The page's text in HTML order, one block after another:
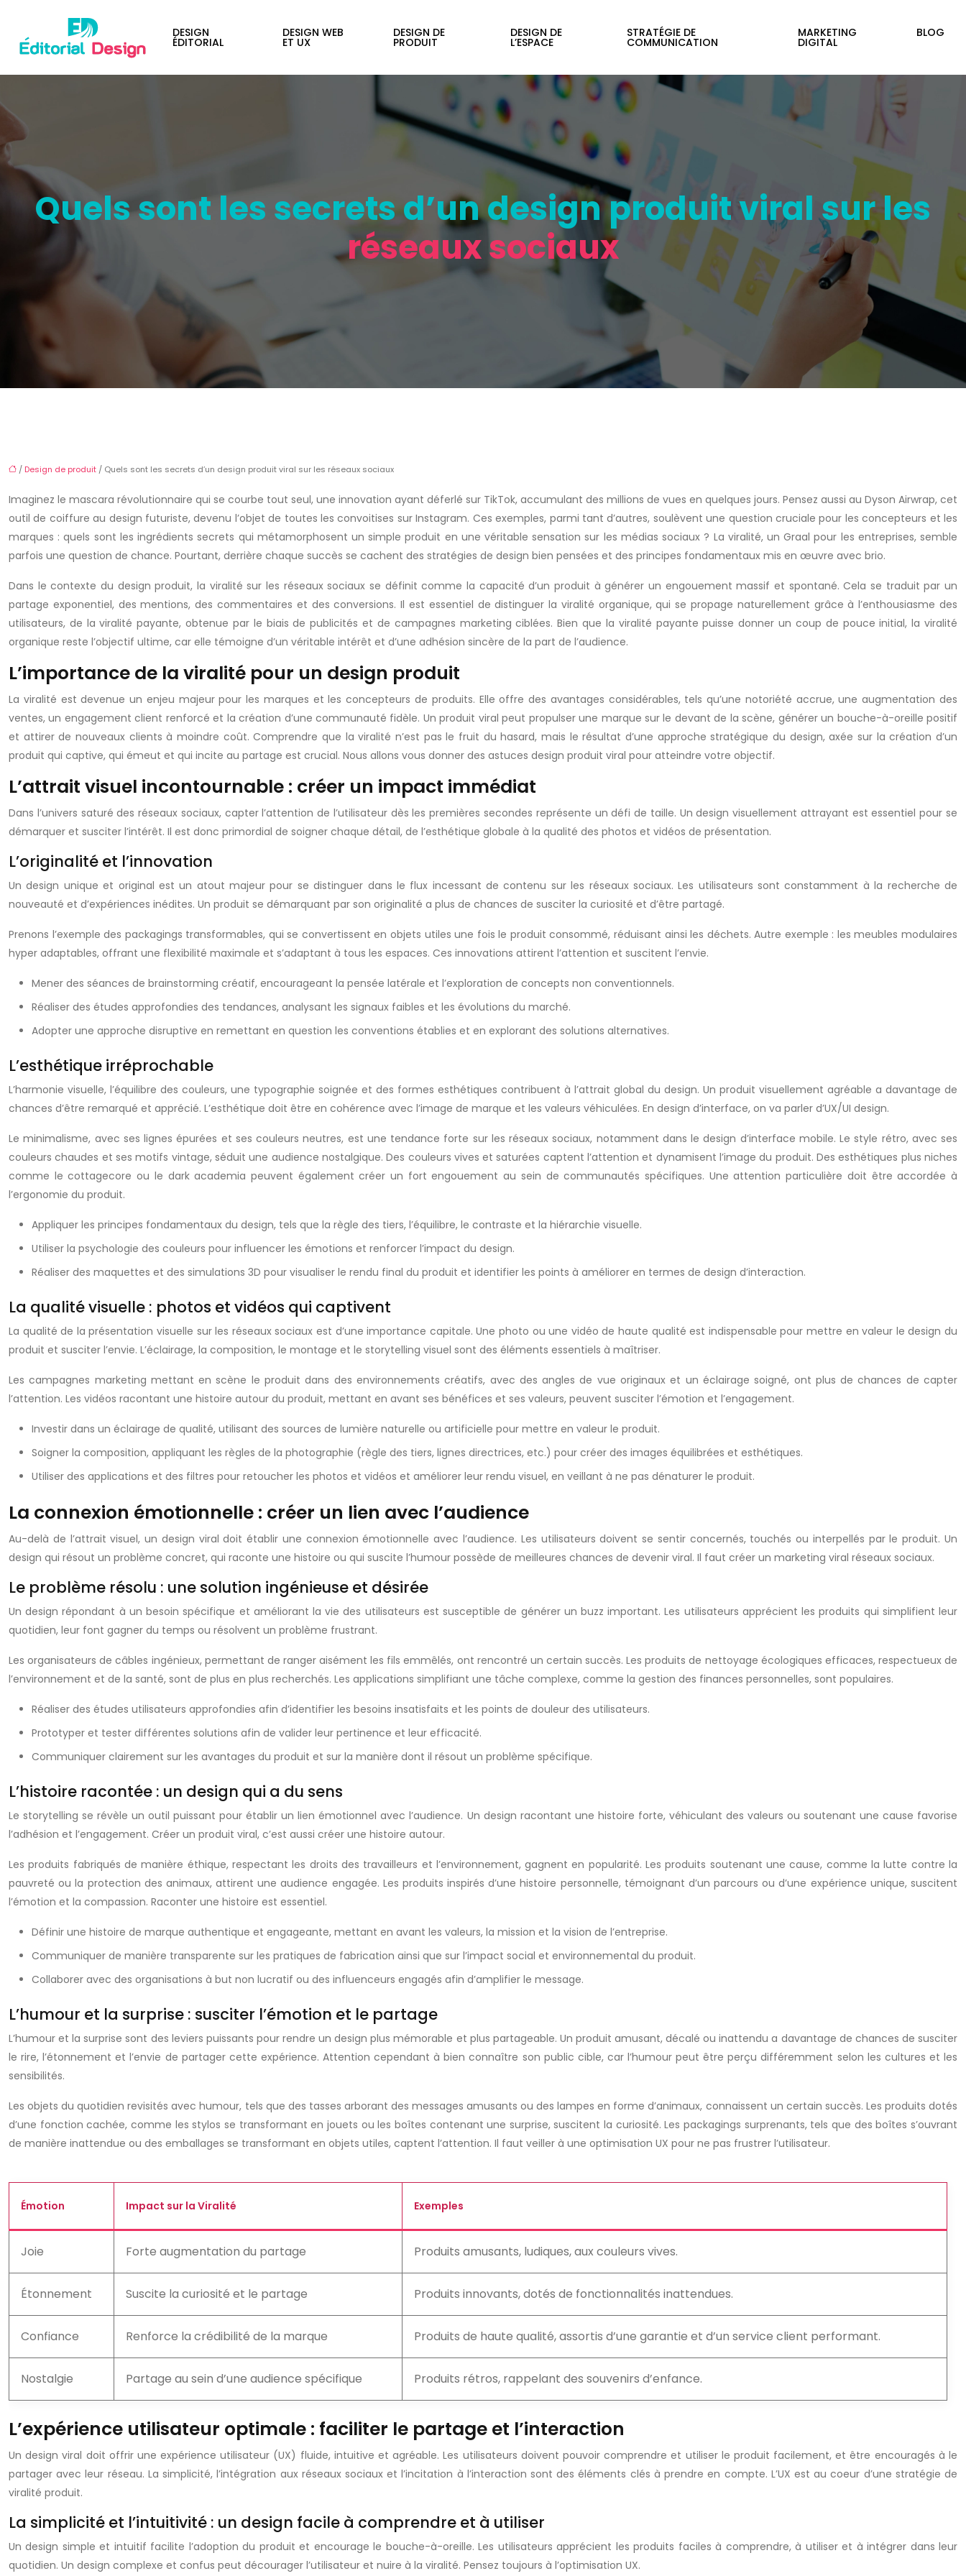
DESIGN
ÉDITORIAL
DESIGN WEB
ET UX
DESIGN DE
PRODUIT
DESIGN DE
L’ESPACE
STRATÉGIE DE
COMMUNICATION
MARKETING
DIGITAL
BLOG
Quels sont les secrets d’un design produit viral sur les
réseaux sociaux
/ Design de produit / Quels sont les secrets d’un design produit viral sur les réseaux sociaux
Imaginez le mascara révolutionnaire qui se courbe tout seul, une innovation ayant déferlé sur TikTok, accumulant des millions de vues en quelques jours. Pensez aussi au Dyson Airwrap, cet
outil de coiffure au design futuriste, devenu l’objet de toutes les convoitises sur Instagram. Ces exemples, parmi tant d’autres, soulèvent une question cruciale pour les concepteurs et les
marques : quels sont les ingrédients secrets qui métamorphosent un simple produit en une véritable sensation sur les médias sociaux ? La viralité, un Graal pour les entreprises, semble
parfois une question de chance. Pourtant, derrière chaque succès se cachent des stratégies de design bien pensées et des principes fondamentaux mis en œuvre avec brio.
Dans le contexte du design produit, la viralité sur les réseaux sociaux se définit comme la capacité d’un produit à générer un engouement massif et spontané. Cela se traduit par un
partage exponentiel, des mentions, des commentaires et des conversions. Il est essentiel de distinguer la viralité organique, qui se propage naturellement grâce à l’enthousiasme des
utilisateurs, de la viralité payante, obtenue par le biais de publicités et de campagnes marketing ciblées. Bien que la viralité payante puisse donner un coup de pouce initial, la viralité
organique reste l’objectif ultime, car elle témoigne d’un véritable intérêt et d’une adhésion sincère de la part de l’audience.
L’importance de la viralité pour un design produit
La viralité est devenue un enjeu majeur pour les marques et les concepteurs de produits. Elle offre des avantages considérables, tels qu’une notoriété accrue, une augmentation des
ventes, un engagement client renforcé et la création d’une communauté fidèle. Un produit viral peut propulser une marque sur le devant de la scène, générer un bouche-à-oreille positif
et attirer de nouveaux clients à moindre coût. Comprendre que la viralité n’est pas le fruit du hasard, mais le résultat d’une approche stratégique du design, axée sur la création d’un
produit qui captive, qui émeut et qui incite au partage est crucial. Nous allons vous donner des astuces design produit viral pour atteindre votre objectif.
L’attrait visuel incontournable : créer un impact immédiat
Dans l’univers saturé des réseaux sociaux, capter l’attention de l’utilisateur dès les premières secondes représente un défi de taille. Un design visuellement attrayant est essentiel pour se
démarquer et susciter l’intérêt. Il est donc primordial de soigner chaque détail, de l’esthétique globale à la qualité des photos et vidéos de présentation.
L’originalité et l’innovation
Un design unique et original est un atout majeur pour se distinguer dans le flux incessant de contenu sur les réseaux sociaux. Les utilisateurs sont constamment à la recherche de
nouveauté et d’expériences inédites. Un produit se démarquant par son originalité a plus de chances de susciter la curiosité et d’être partagé.
Prenons l’exemple des packagings transformables, qui se convertissent en objets utiles une fois le produit consommé, réduisant ainsi les déchets. Autre exemple : les meubles modulaires
hyper adaptables, offrant une flexibilité maximale et s’adaptant à tous les espaces. Ces innovations attirent l’attention et suscitent l’envie.
Mener des séances de brainstorming créatif, encourageant la pensée latérale et l’exploration de concepts non conventionnels.
Réaliser des études approfondies des tendances, analysant les signaux faibles et les évolutions du marché.
Adopter une approche disruptive en remettant en question les conventions établies et en explorant des solutions alternatives.
L’esthétique irréprochable
L’harmonie visuelle, l’équilibre des couleurs, une typographie soignée et des formes esthétiques contribuent à l’attrait global du design. Un produit visuellement agréable a davantage de
chances d’être remarqué et apprécié. L’esthétique doit être en cohérence avec l’image de marque et les valeurs véhiculées. En design d’interface, on va parler d’UX/UI design.
Le minimalisme, avec ses lignes épurées et ses couleurs neutres, est une tendance forte sur les réseaux sociaux, notamment dans le design d’interface mobile. Le style rétro, avec ses
couleurs chaudes et ses motifs vintage, séduit une audience nostalgique. Des couleurs vives et saturées captent l’attention et dynamisent l’image du produit. Des esthétiques plus niches
comme le cottagecore ou le dark academia peuvent également créer un fort engouement au sein de communautés spécifiques. Une attention particulière doit être accordée à
l’ergonomie du produit.
Appliquer les principes fondamentaux du design, tels que la règle des tiers, l’équilibre, le contraste et la hiérarchie visuelle.
Utiliser la psychologie des couleurs pour influencer les émotions et renforcer l’impact du design.
Réaliser des maquettes et des simulations 3D pour visualiser le rendu final du produit et identifier les points à améliorer en termes de design d’interaction.
La qualité visuelle : photos et vidéos qui captivent
La qualité de la présentation visuelle sur les réseaux sociaux est d’une importance capitale. Une photo ou une vidéo de haute qualité est indispensable pour mettre en valeur le design du
produit et susciter l’envie. L’éclairage, la composition, le montage et le storytelling visuel sont des éléments essentiels à maîtriser.
Les campagnes marketing mettant en scène le produit dans des environnements créatifs, avec des angles de vue originaux et un éclairage soigné, ont plus de chances de capter
l’attention. Les vidéos racontant une histoire autour du produit, mettant en avant ses bénéfices et ses valeurs, peuvent susciter l’émotion et l’engagement.
Investir dans un éclairage de qualité, utilisant des sources de lumière naturelle ou artificielle pour mettre en valeur le produit.
Soigner la composition, appliquant les règles de la photographie (règle des tiers, lignes directrices, etc.) pour créer des images équilibrées et esthétiques.
Utiliser des applications et des filtres pour retoucher les photos et vidéos et améliorer leur rendu visuel, en veillant à ne pas dénaturer le produit.
La connexion émotionnelle : créer un lien avec l’audience
Au-delà de l’attrait visuel, un design viral doit établir une connexion émotionnelle avec l’audience. Les utilisateurs doivent se sentir concernés, touchés ou interpellés par le produit. Un
design qui résout un problème concret, qui raconte une histoire ou qui suscite l’humour possède de meilleures chances de devenir viral. Il faut créer un marketing viral réseaux sociaux.
Le problème résolu : une solution ingénieuse et désirée
Un design répondant à un besoin spécifique et améliorant la vie des utilisateurs est susceptible de générer un buzz important. Les utilisateurs apprécient les produits qui simplifient leur
quotidien, leur font gagner du temps ou résolvent un problème frustrant.
Les organisateurs de câbles ingénieux, permettant de ranger aisément les fils emmêlés, ont rencontré un certain succès. Les produits de nettoyage écologiques efficaces, respectueux de
l’environnement et de la santé, sont de plus en plus recherchés. Les applications simplifiant une tâche complexe, comme la gestion des finances personnelles, sont populaires.
Réaliser des études utilisateurs approfondies afin d’identifier les besoins insatisfaits et les points de douleur des utilisateurs.
Prototyper et tester différentes solutions afin de valider leur pertinence et leur efficacité.
Communiquer clairement sur les avantages du produit et sur la manière dont il résout un problème spécifique.
L’histoire racontée : un design qui a du sens
Le storytelling se révèle un outil puissant pour établir un lien émotionnel avec l’audience. Un design racontant une histoire forte, véhiculant des valeurs ou soutenant une cause favorise
l’adhésion et l’engagement. Créer un produit viral, c’est aussi créer une histoire autour.
Les produits fabriqués de manière éthique, respectant les droits des travailleurs et l’environnement, gagnent en popularité. Les produits soutenant une cause, comme la lutte contre la
pauvreté ou la protection des animaux, attirent une audience engagée. Les produits inspirés d’une histoire personnelle, témoignant d’un parcours ou d’une expérience unique, suscitent
l’émotion et la compassion. Raconter une histoire est essentiel.
Définir une histoire de marque authentique et engageante, mettant en avant les valeurs, la mission et la vision de l’entreprise.
Communiquer de manière transparente sur les pratiques de fabrication ainsi que sur l’impact social et environnemental du produit.
Collaborer avec des organisations à but non lucratif ou des influenceurs engagés afin d’amplifier le message.
L’humour et la surprise : susciter l’émotion et le partage
L’humour et la surprise sont des leviers puissants pour rendre un design plus mémorable et plus partageable. Un produit amusant, décalé ou inattendu a davantage de chances de susciter
le rire, l’étonnement et l’envie de partager cette expérience. Attention cependant à bien connaître son public cible, car l’humour peut être perçu différemment selon les cultures et les
sensibilités.
Les objets du quotidien revisités avec humour, tels que des tasses arborant des messages amusants ou des lampes en forme d’animaux, connaissent un certain succès. Les produits dotés
d’une fonction cachée, comme les stylos se transformant en jouets ou les boîtes contenant une surprise, suscitent la curiosité. Les packagings surprenants, tels que des boîtes s’ouvrant
de manière inattendue ou des emballages se transformant en objets utiles, captent l’attention. Il faut veiller à une optimisation UX pour ne pas frustrer l’utilisateur.
Émotion Impact sur la Viralité Exemples
Joie Forte augmentation du partage Produits amusants, ludiques, aux couleurs vives.
Étonnement Suscite la curiosité et le partage Produits innovants, dotés de fonctionnalités inattendues.
Confiance Renforce la crédibilité de la marque Produits de haute qualité, assortis d’une garantie et d’un service client performant.
Nostalgie Partage au sein d’une audience spécifique Produits rétros, rappelant des souvenirs d’enfance.
L’expérience utilisateur optimale : faciliter le partage et l’interaction
Un design viral doit offrir une expérience utilisateur (UX) fluide, intuitive et agréable. Les utilisateurs doivent pouvoir comprendre et utiliser le produit facilement, et être encouragés à le
partager avec leur réseau. La simplicité, l’intégration aux réseaux sociaux et l’incitation à l’interaction sont des éléments clés à prendre en compte. L’UX est au coeur d’une stratégie de
viralité produit.
La simplicité et l’intuitivité : un design facile à comprendre et à utiliser
Un design simple et intuitif facilite l’adoption du produit et encourage le bouche-à-oreille. Les utilisateurs apprécient les produits faciles à comprendre, à utiliser et à intégrer dans leur
quotidien. Un design complexe et confus peut décourager l’utilisateur et nuire à la viralité. Pensez toujours à l’optimisation UX.